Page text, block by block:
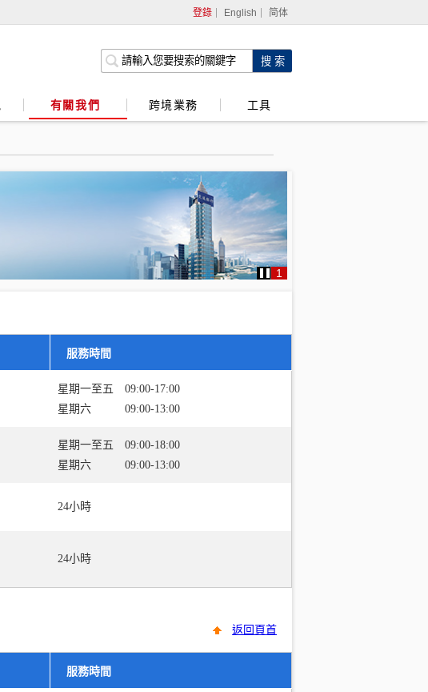
登錄 English 简体
強積金服務
有關我們 跨境業務 工具
1
服務時間
星期一至五 09:00-17:00
星期六 09:00-13:00
星期一至五 09:00-18:00
星期六 09:00-13:00
24小時
24小時
返回頁首
服務時間